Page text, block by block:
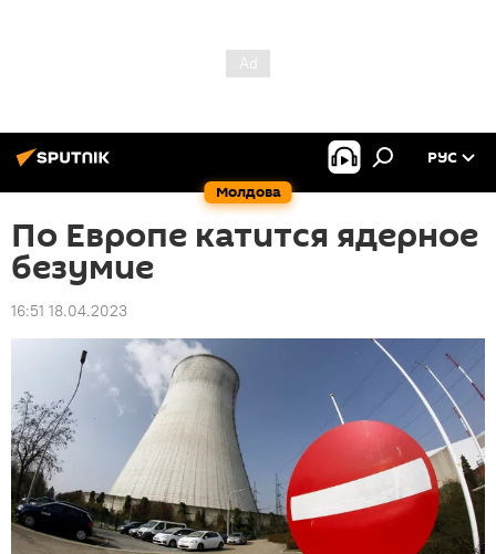
Молдова
РУС
По Европе катится ядерное
безумие
16:51 18.04.2023